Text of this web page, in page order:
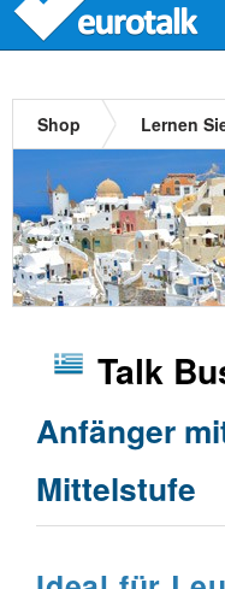
Shop Lernen
Talk
Anfänger
Mittelstufe